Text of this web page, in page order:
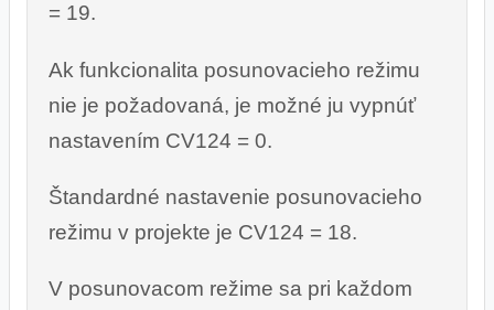
= 19.
Ak funkcionalita posunovacieho režimu
nie je požadovaná, je možné ju vypnúť
nastavením CV124 = 0.
Štandardné nastavenie posunovacieho
režimu v projekte je CV124 = 18.
V posunovacom režime sa pri každom